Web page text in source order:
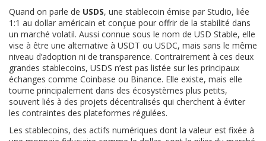
Quand on parle de USDS, une stablecoin émise par Studio, liée
1:1 au dollar américain et conçue pour offrir de la stabilité dans
un marché volatil. Aussi connue sous le nom de USD Stable, elle
vise à être une alternative à USDT ou USDC, mais sans le même
niveau d’adoption ni de transparence. Contrairement à ces deux
grandes stablecoins, USDS n’est pas listée sur les principaux
échanges comme Coinbase ou Binance. Elle existe, mais elle
tourne principalement dans des écosystèmes plus petits,
souvent liés à des projets décentralisés qui cherchent à éviter
les contraintes des plateformes régulées.
Les stablecoins, des actifs numériques dont la valeur est fixée à